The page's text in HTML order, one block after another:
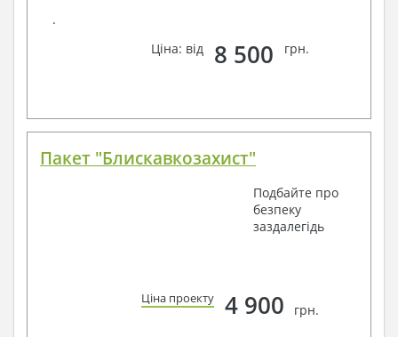
.
Ціна: від
8 500 грн.
Пакет "Блискавкозахист"
Подбайте про
безпеку
заздалегідь
Ціна проекту 4 900 грн.